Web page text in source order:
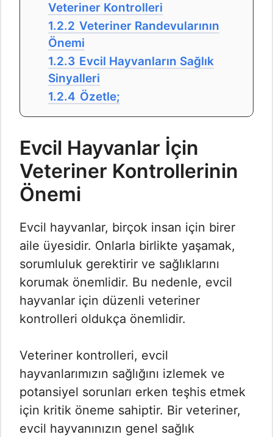
Veteriner Kontrolleri
1.2.2 Veteriner Randevularının
Önemi
1.2.3 Evcil Hayvanların Sağlık
Sinyalleri
1.2.4 Özetle;
Evcil Hayvanlar İçin
Veteriner Kontrollerinin
Önemi
Evcil hayvanlar, birçok insan için birer
aile üyesidir. Onlarla birlikte yaşamak,
sorumluluk gerektirir ve sağlıklarını
korumak önemlidir. Bu nedenle, evcil
hayvanlar için düzenli veteriner
kontrolleri oldukça önemlidir.
Veteriner kontrolleri, evcil
hayvanlarımızın sağlığını izlemek ve
potansiyel sorunları erken teşhis etmek
için kritik öneme sahiptir. Bir veteriner,
evcil hayvanınızın genel sağlık